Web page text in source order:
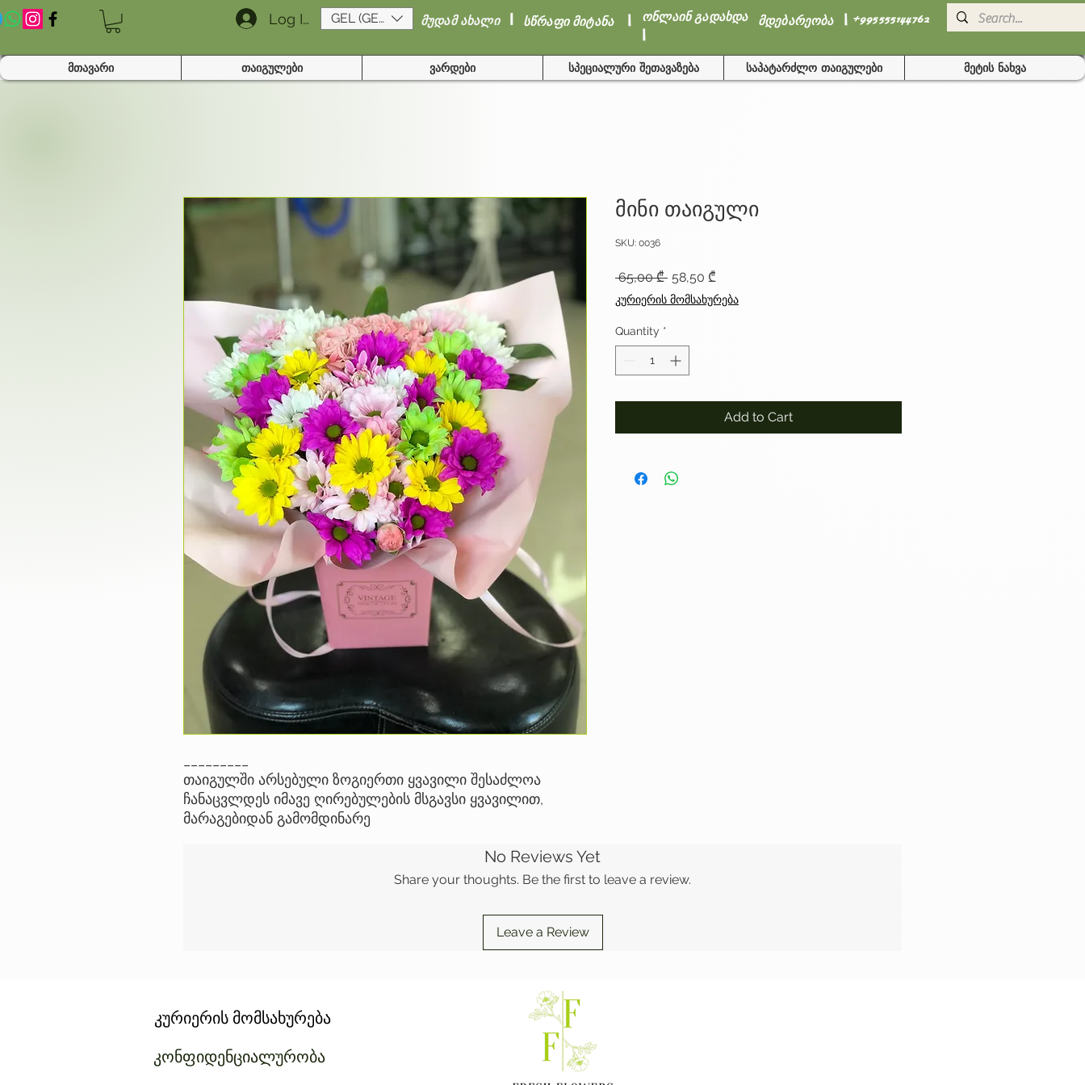
Log In GEL (GEL) მუდამ ახალი I სწრაფი მიტანა I ონლაინ გადახდა
I
მდებარეობა I +995555144762
მთავარი თაიგულები ვარდები სპეციალური შეთავაზება საპატარძლო თაიგულები მეტის ნახვა
თაიგულში არსებული ზოგიერთი ყვავილი შესაძლოა
ჩანაცვლდეს იმავე ღირებულების მსგავსი ყვავილით,
მარაგებიდან გამომდინარე
მინი თაიგული
SKU: 0036
65,00 ₾ Regular
Price
58,50 ₾
Price
კურიერის მომსახურება
Quantity *
Add to Cart
No Reviews Yet
Share your thoughts. Be the first to leave a review.
Leave a Review
კურიერის მომსახურება
კონფიდენციალურობა